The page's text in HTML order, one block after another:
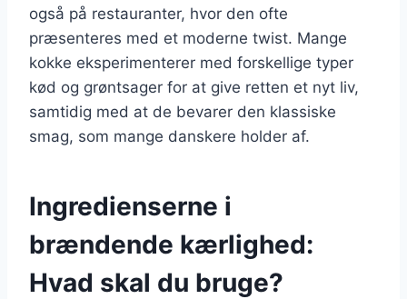
også på restauranter, hvor den ofte
præsenteres med et moderne twist. Mange
kokke eksperimenterer med forskellige typer
kød og grøntsager for at give retten et nyt liv,
samtidig med at de bevarer den klassiske
smag, som mange danskere holder af.
Ingredienserne i
brændende kærlighed:
Hvad skal du bruge?